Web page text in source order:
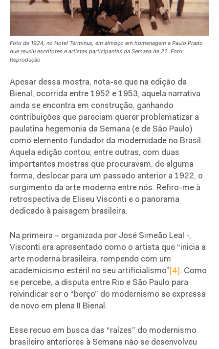
Foto de 1924, no Hotel Terminus, em almoço em homenagem a Paulo Prado
que reuniu escritores e artistas participantes da Semana de 22. Foto:
Reprodução
Apesar dessa mostra, nota-se que na edição da
Bienal, ocorrida entre 1952 e 1953, aquela narrativa
ainda se encontra em construção, ganhando
contribuições que pareciam querer problematizar a
paulatina hegemonia da Semana (e de São Paulo)
como elemento fundador da modernidade no Brasil.
Aquela edição contou, entre outras, com duas
importantes mostras que procuravam, de alguma
forma, deslocar para um passado anterior a 1922, o
surgimento da arte moderna entre nós. Refiro-me à
retrospectiva de Eliseu Visconti e o panorama
dedicado à paisagem brasileira.
Na primeira – organizada por José Simeão Leal -,
Visconti era apresentado como o artista que “inicia a
arte moderna brasileira, rompendo com um
academicismo estéril no seu artificialismo” [4] . Como
se percebe, a disputa entre Rio e São Paulo para
reivindicar ser o “berço” do modernismo se expressa
de novo em plena II Bienal.
Esse recuo em busca das “raízes” do modernismo
brasileiro anteriores à Semana não se desenvolveu